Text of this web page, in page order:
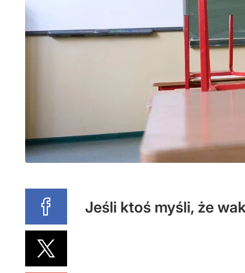
Jeśli ktoś myśli, że